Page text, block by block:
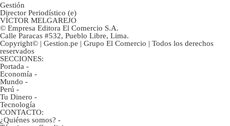
Gestión
Director Periodístico (e)
VÍCTOR MELGAREJO
© Empresa Editora El Comercio S.A.
Calle Paracas #532, Pueblo Libre, Lima.
Copyright© | Gestion.pe | Grupo El Comercio | Todos los derechos
reservados
SECCIONES:
Portada -
Economía -
Mundo -
Perú -
Tu Dinero -
Tecnología
CONTACTO:
¿Quiénes somos? -